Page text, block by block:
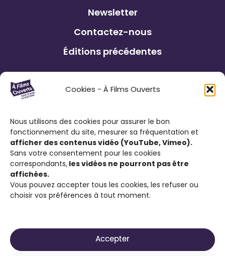
Cookies - À Films Ouverts
Nous utilisons des cookies pour assurer le bon
fonctionnement du site, mesurer sa fréquentation et
afficher des contenus vidéo (YouTube, Vimeo).
Sans votre consentement pour les cookies
correspondants, les vidéos ne pourront pas être
affichées.
Vous pouvez accepter tous les cookies, les refuser ou
choisir vos préférences à tout moment.
Accepter
Newsletter
Contactez-nous
Éditions précédentes
Le Festival À Films Ouverts et ses
partenaires associatifs proposent à son
Courts Métrages antiraciste favorisant
l’expression citoyenne ; de visionner des
films engagés contre le racisme et d’ouvrir
la discussion sur cette thématique.